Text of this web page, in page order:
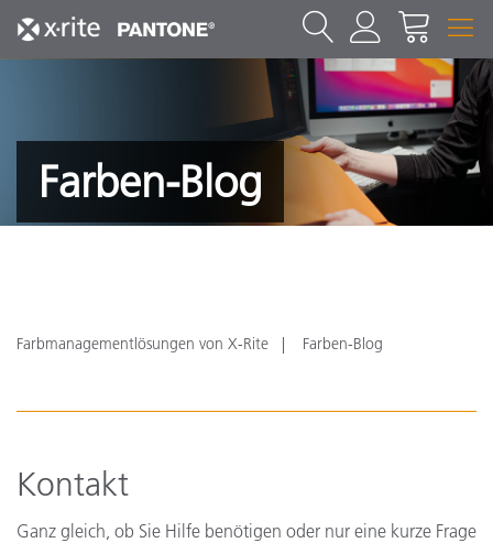
Farben-Blog
Farbmanagementlösungen von X-Rite Farben-Blog
Kontakt
Ganz gleich, ob Sie Hilfe benötigen oder nur eine kurze Frage